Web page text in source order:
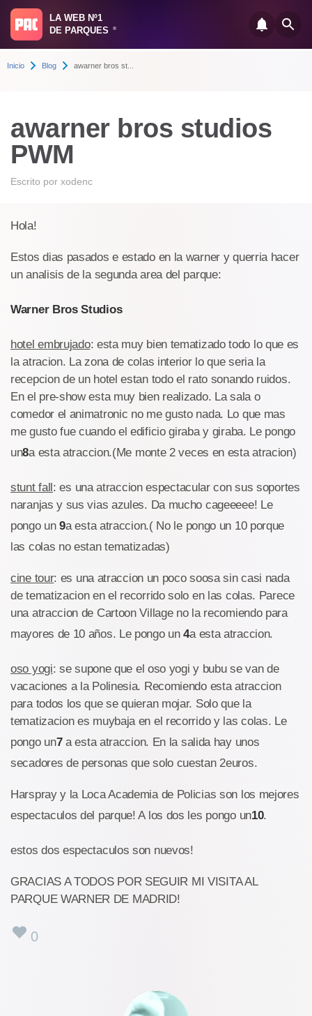
LA WEB Nº1
DE PARQUES
®
Inicio Blog awarner bros st...
awarner bros studios
PWM
Escrito por xodenc
Hola!
Estos dias pasados e estado en la warner y querria hacer
un analisis de la segunda area del parque:
Warner Bros Studios
hotel embrujado: esta muy bien tematizado todo lo que es
la atracion. La zona de colas interior lo que seria la
recepcion de un hotel estan todo el rato sonando ruidos.
En el pre-show esta muy bien realizado. La sala o
comedor el animatronic no me gusto nada. Lo que mas
me gusto fue cuando el edificio giraba y giraba. Le pongo
un8a esta atraccion.(Me monte 2 veces en esta atracion)
stunt fall: es una atraccion espectacular con sus soportes
naranjas y sus vias azules. Da mucho cageeeee! Le
pongo un9a esta atraccion.( No le pongo un 10 porque
las colas no estan tematizadas)
cine tour: es una atraccion un poco soosa sin casi nada
de tematizacion en el recorrido solo en las colas. Parece
una atraccion de Cartoon Village no la recomiendo para
mayores de 10 años. Le pongo un4a esta atraccion.
oso yogi: se supone que el oso yogi y bubu se van de
vacaciones a la Polinesia. Recomiendo esta atraccion
para todos los que se quieran mojar. Solo que la
tematizacion es muybaja en el recorrido y las colas. Le
pongo un7a esta atraccion. En la salida hay unos
secadores de personas que solo cuestan 2euros.
Harspray y la Loca Academia de Policias son los mejores
espectaculos del parque! A los dos les pongo un10.
estos dos espectaculos son nuevos!
GRACIAS A TODOS POR SEGUIR MI VISITA AL
PARQUE WARNER DE MADRID!
0